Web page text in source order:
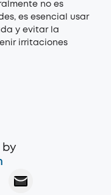
no es
es esencial usar
y evitar la
irritaciones
by